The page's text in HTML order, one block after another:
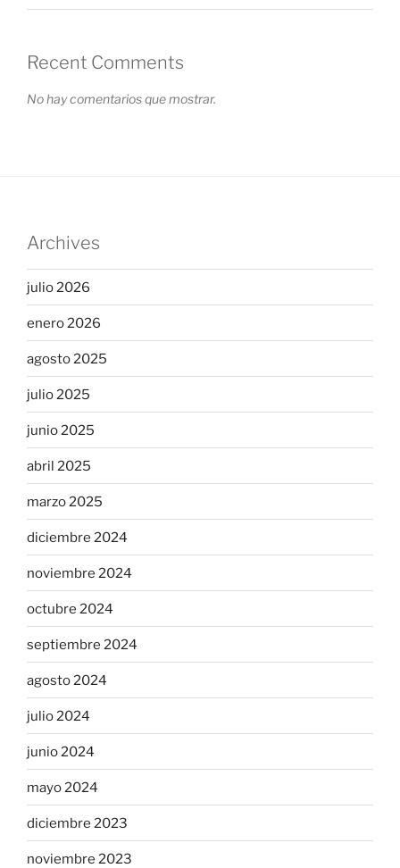
Recent Comments
No hay comentarios que mostrar.
Archives
julio 2026
enero 2026
agosto 2025
julio 2025
junio 2025
abril 2025
marzo 2025
diciembre 2024
noviembre 2024
octubre 2024
septiembre 2024
agosto 2024
julio 2024
junio 2024
mayo 2024
diciembre 2023
noviembre 2023